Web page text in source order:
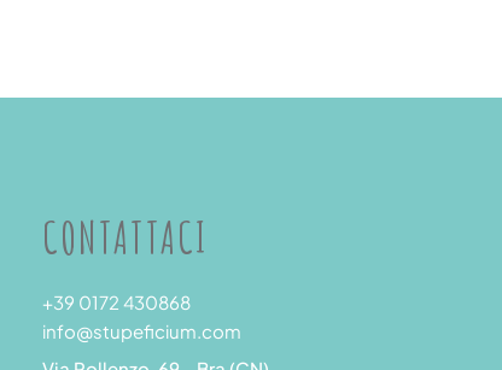
CONTATTACI
+39 0172 430868
info@stupeficium.com